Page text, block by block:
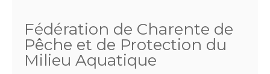
Fédération de Charente de
Pêche et de Protection du
Milieu Aquatique